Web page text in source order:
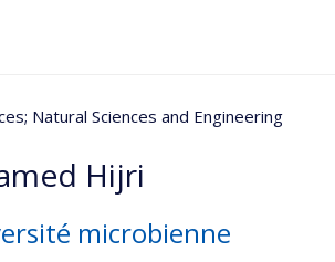
; Natural Sciences and Engineering
Hijri
microbienne